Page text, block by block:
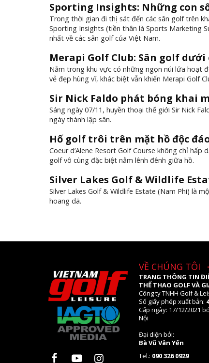
Sporting Insights: Những con
Trong thời gian đi thị sát đến các sân golf trên
Sporting Insights (tiền thân là Sports Marketing
nhất về các sân golf của Việt Nam.
Merapi Golf Club: Sân golf
Nằm trong khu vực có những ngọn núi lửa hoạt
vẻ đẹp hùng vĩ, khác biệt vẫn khiến Merapi Golf
Sir Nick Faldo phát bóng khai
Sáng ngày 07/11, huyền thoại thế giới Sir Nick
ngày thành lập sân.
Hố golf trôi trên mặt hồ độc
Coeur d’Alene Resort Golf Course không chỉ
golf vô cùng đặc biệt nằm lênh đênh giữa hồ.
Silver Lakes Golf & Wildlife
Silver Lakes Golf & Wildlife Estate (Nam Phi) là
hoang dã.
VỀ CHÚNG TÔI
TRANG THÔNG TIN
THỂ THAO GOLF VÀ
Công ty TNHH Golf &
Số giấy phép xuất bản:
Cấp ngày: 17/12/2021
Nội
Đại diện bởi:
Bà Vũ Vân Yến
Tel.: 090 326 0929